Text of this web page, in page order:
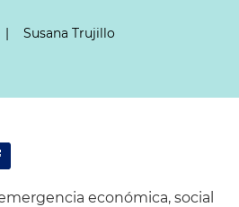
| Susana Trujillo
económica, social